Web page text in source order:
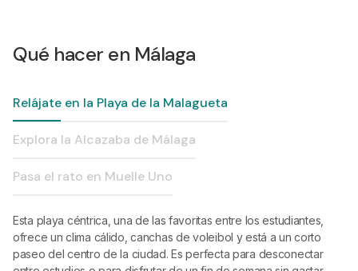
Qué hacer en Málaga
Relájate en la Playa de la Malagueta
Explora la Alcazaba de Málaga
Pasa el rato en Muelle Uno
Esta playa céntrica, una de las favoritas entre los estudiantes,
ofrece un clima cálido, canchas de voleibol y está a un corto
paseo del centro de la ciudad. Es perfecta para desconectar